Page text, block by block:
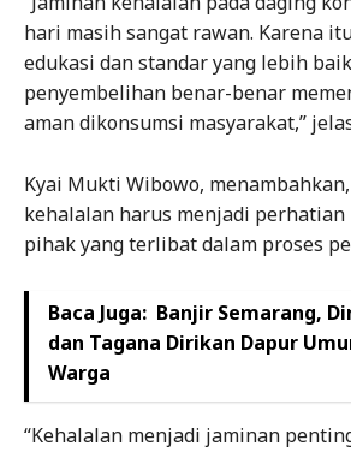
hari masih sangat rawan. Karena
edukasi dan standar yang lebih
penyembelihan benar-benar
aman dikonsumsi masyarakat,”
Kyai Mukti Wibowo,
kehalalan harus menjadi
pihak yang terlibat dalam proses
Baca Juga: Banjir Semarang,
dan Tagana Dirikan Dapur
Warga
“Kehalalan menjadi jaminan